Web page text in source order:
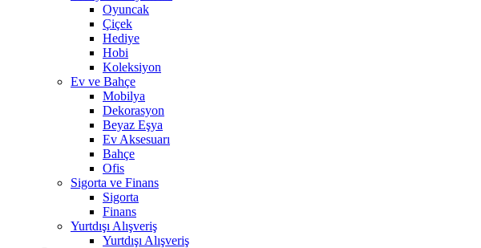
Oyuncak
Çiçek
Hediye
Hobi
Koleksiyon
Ev ve Bahçe
Mobilya
Dekorasyon
Beyaz Eşya
Ev Aksesuarı
Bahçe
Ofis
Sigorta ve Finans
Sigorta
Finans
Yurtdışı Alışveriş
Yurtdışı Alışveriş